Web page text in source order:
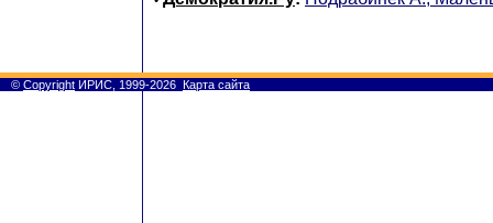
© Copyright ИРИС, 1999-2026 Карта сайта